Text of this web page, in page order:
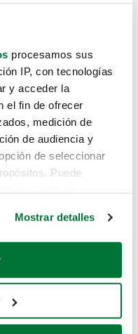
procesamos sus
IP, con tecnologías
y acceder la
el fin de ofrecer
medición de
de audiencia y
de seleccionar
Puede
ubicación geográfica
activamente
(huellas
Mostrar detalles
como
aquí.
que estás